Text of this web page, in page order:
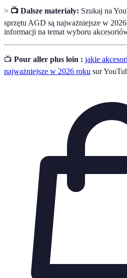
> 📺 Dalsze materiały: Szukaj na
sprzętu AGD są najważniejsze w
informacji na temat wyboru
📺 Pour aller plus loin : jakie
najważniejsze w 2026 roku sur